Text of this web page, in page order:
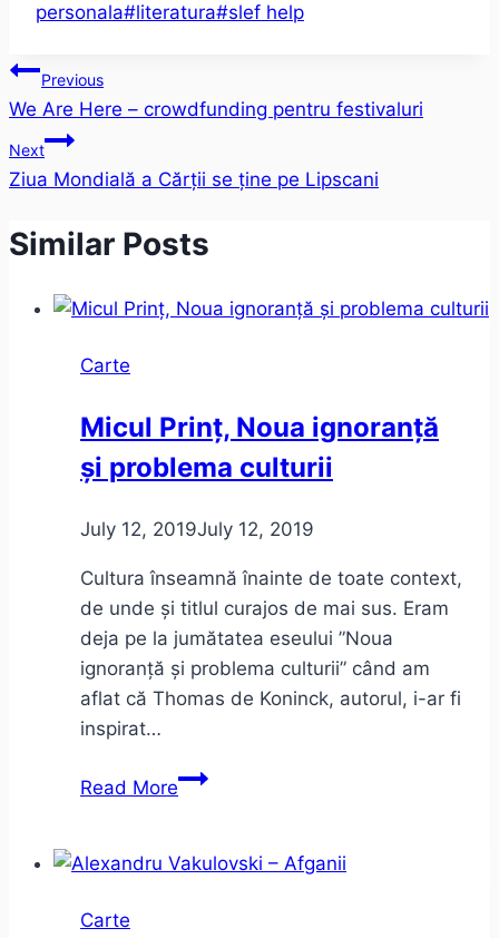
Tags:
personala#literatura#slef help
Post
navigation
Previous
We Are Here – crowdfunding pentru festivaluri
Next
Ziua Mondială a Cărții se ține pe Lipscani
Similar Posts
Carte
Micul Prinț, Noua ignoranță
și problema culturii
July 12, 2019July 12, 2019
Cultura înseamnă înainte de toate context,
de unde și titlul curajos de mai sus. Eram
deja pe la jumătatea eseului ”Noua
ignoranță și problema culturii” când am
aflat că Thomas de Koninck, autorul, i-ar fi
inspirat…
Read MoreMicul
ignoranță
Carte